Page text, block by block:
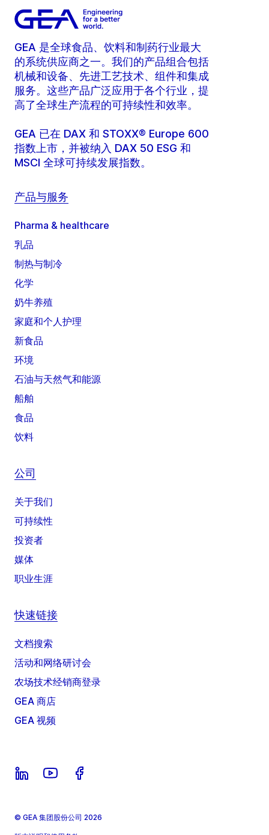
GEA 是全球食品、饮料和制药行业最大
的系统供应商之一。我们的产品组合包括
机械和设备、先进工艺技术、组件和集成
服务。这些产品广泛应用于各个行业，提
高了全球生产流程的可持续性和效率。
GEA 已在 DAX 和 STOXX® Europe 600
指数上市，并被纳入 DAX 50 ESG 和
MSCI 全球可持续发展指数。
产品与服务
Pharma & healthcare
乳品
制热与制冷
化学
奶牛养殖
家庭和个人护理
新食品
环境
石油与天然气和能源
船舶
食品
饮料
公司
关于我们
可持续性
投资者
媒体
职业生涯
快速链接
文档搜索
活动和网络研讨会
农场技术经销商登录
GEA 商店
GEA 视频
© GEA 集团股份公司 2026